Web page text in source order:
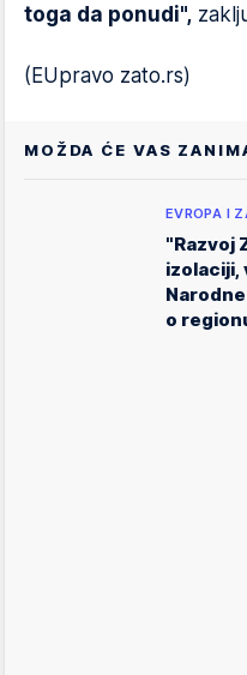
toga da ponudi",
(EUpravo zato.rs)
MOŽDA ĆE VAS
EVROPA I
"Razvoj
izolaciji,
o